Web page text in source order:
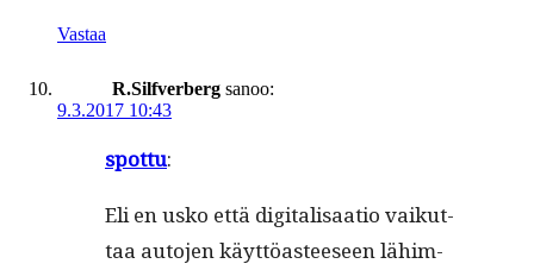
Vastaa
R.Silfverberg sanoo:
9.3.2017 10:43
spot­tu:
Eli en usko että dig­i­tal­isaa­tio vaikut­
taa auto­jen käyt­töas­teeseen lähim­